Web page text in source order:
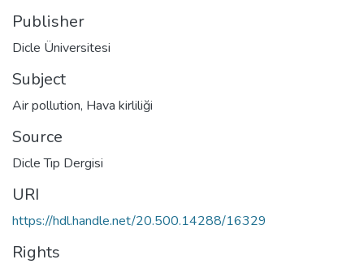
Publisher
Dicle Üniversitesi
Subject
Air pollution, Hava kirliliği
Source
Dicle Tıp Dergisi
URI
https://hdl.handle.net/20.500.14288/16329
Rights